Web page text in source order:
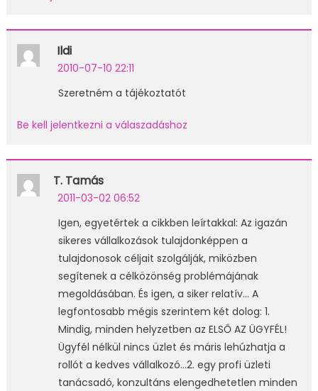
Ildi
2010-07-10 22:11
Szeretném a tájékoztatót
Be kell jelentkezni a válaszadáshoz
T. Tamás
2011-03-02 06:52
Igen, egyetértek a cikkben leírtakkal: Az igazán
sikeres vállalkozások tulajdonképpen a
tulajdonosok céljait szolgálják, miközben
segítenek a célközönség problémájának
megoldásában. És igen, a siker relatív… A
legfontosabb mégis szerintem két dolog: 1.
Mindig, minden helyzetben az ELSŐ AZ ÜGYFÉL!
Ügyfél nélkül nincs üzlet és máris lehúzhatja a
rollót a kedves vállalkozó…2. egy profi üzleti
tanácsadó, konzultáns elengedhetetlen minden